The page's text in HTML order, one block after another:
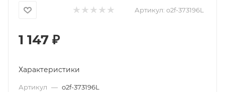
Артикул: o2f-373196L
1 147 ₽
Характеристики
Артикул — o2f-373196L